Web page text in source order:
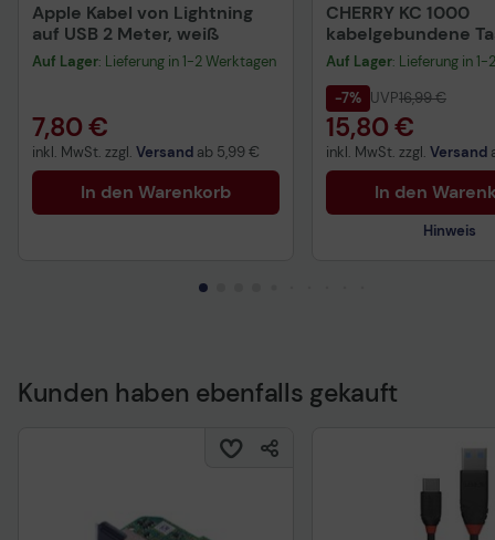
Apple Kabel von Lightning
auf USB 2 Meter, weiß
Auf Lager: Lieferung in 1-2 Werktagen
7,80 €
inkl. MwSt. zzgl. Versand ab 5,99 €
In den Warenkorb
CHERRY KC 1000
kabelgebundene
QWERTZ DE -
Auf Lager: Lieferung in
-7% UVP16,99 €
15,80 €
inkl. MwSt. zzgl. Versand
In den
Hinweis
Technisches
Kunden haben ebenfalls gekauft